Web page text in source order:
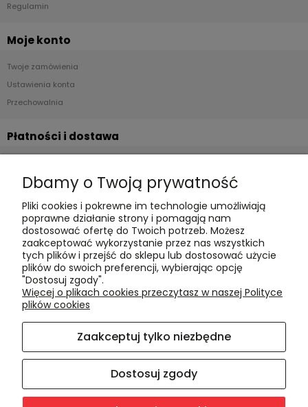
Regulamin
Moje konto
Twoje zamówienia
Ustawienia konta
Przechowalnia
Płatności i dostawa
Czas realizacji i koszty dostawy
Informacje
Polityka cookies
Polityka prywatności
Blog
O nas
Kontakt i dane firmy
O firmie
Dbamy o Twoją prywatność
Pliki cookies i pokrewne im technologie umożliwiają
poprawne działanie strony i pomagają nam
dostosować ofertę do Twoich potrzeb. Możesz
zaakceptować wykorzystanie przez nas wszystkich
tych plików i przejść do sklepu lub dostosować użycie
plików do swoich preferencji, wybierając opcję
"Dostosuj zgody".
Więcej o plikach cookies przeczytasz w naszej Polityce
plików cookies
Zaakceptuj tylko niezbędne
Dostosuj zgody